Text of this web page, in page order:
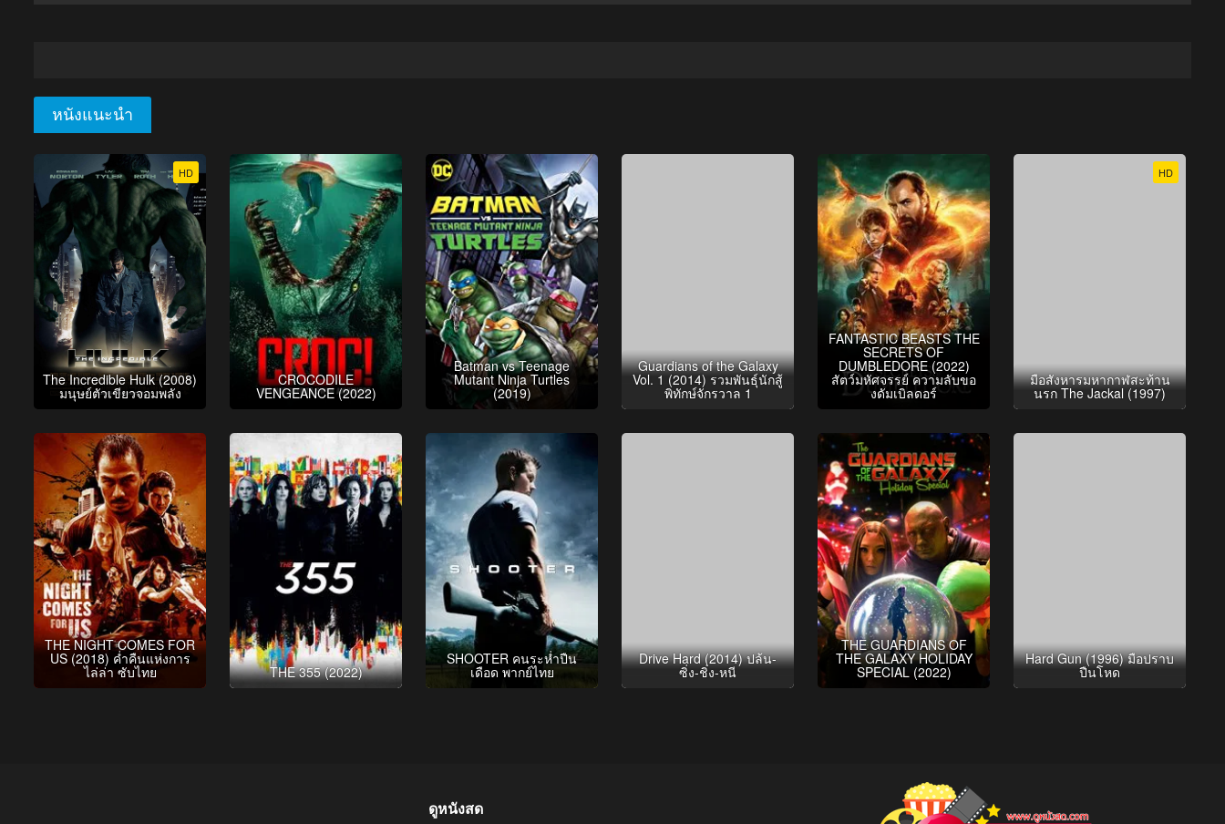
หนังแนะนำ
HD
The Incredible Hulk (2008)
มนุษย์ตัวเขียวจอมพลัง
CROCODILE
VENGEANCE (2022)
Batman vs Teenage
Mutant Ninja Turtles
(2019)
Guardians of the Galaxy
Vol. 1 (2014) รวมพันธุ์นักสู้
พิทักษ์จักรวาล 1
FANTASTIC BEASTS THE
SECRETS OF
DUMBLEDORE (2022)
สัตว์มหัศจรรย์ ความลับขอ
งดัมเบิลดอร์
HD
มือสังหารมหากาฬสะท้าน
นรก The Jackal (1997)
THE NIGHT COMES FOR
US (2018) ค่ำคืนแห่งการ
ไล่ล่า ซับไทย THE 355 (2022)
SHOOTER คนระห่ำปืน
เดือด พากย์ไทย
Drive Hard (2014) ปล้น-
ซิ่ง-ชิ่ง-หนี
THE GUARDIANS OF
THE GALAXY HOLIDAY
SPECIAL (2022)
Hard Gun (1996) มือปราบ
ปืนโหด
ดูหนังสด